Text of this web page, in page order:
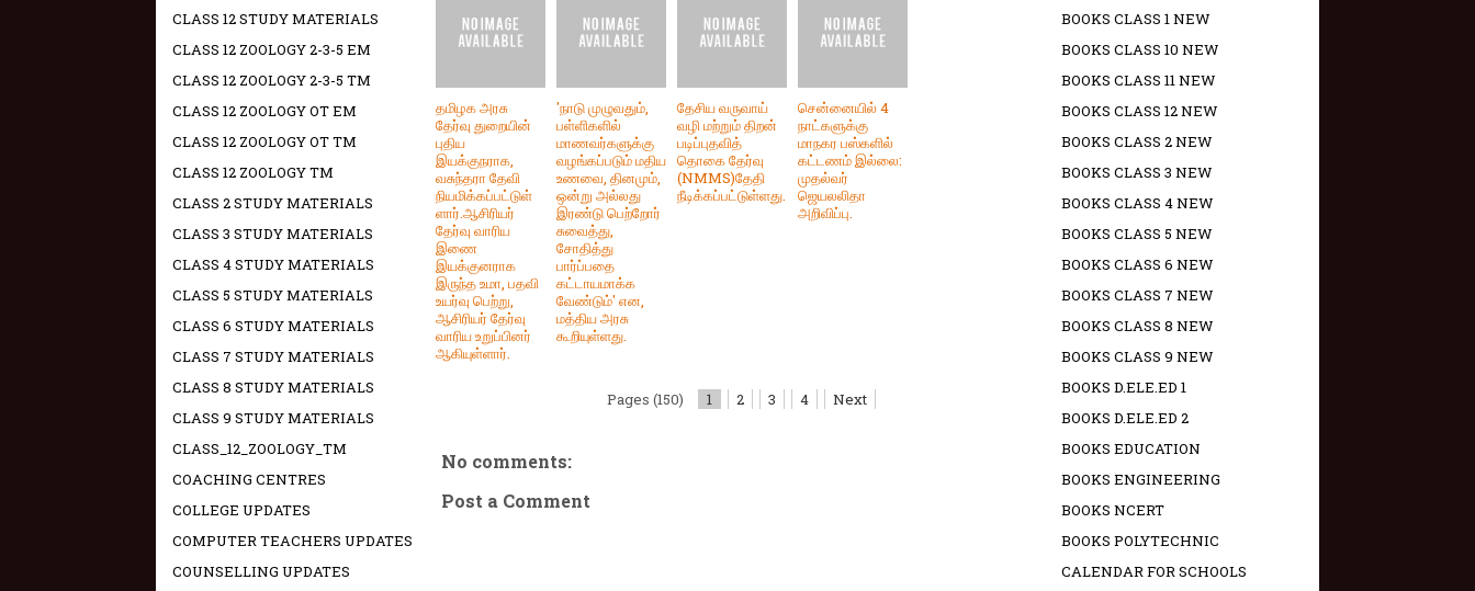
தமிழக அரசு
தேர்வு துறையின்
புதிய
இயக்குநராக,
வசுந்தரா தேவி
நியமிக்கப்பட்டுள்
ளார்.ஆசிரியர்
தேர்வு வாரிய
இணை
இயக்குனராக
இருந்த உமா, பதவி
உயர்வு பெற்று,
ஆசிரியர் தேர்வு
வாரிய உறுப்பினர்
ஆகியுள்ளார்.
'நாடு முழுவதும்,
பள்ளிகளில்
மாணவர்களுக்கு
வழங்கப்படும் மதிய
உணவை, தினமும்,
ஒன்று அல்லது
இரண்டு பெற்றோர்
சுவைத்து,
சோதித்து
பார்ப்பதை
கட்டாயமாக்க
வேண்டும்' என,
மத்திய அரசு
கூறியுள்ளது.
தேசிய வருவாய்
வழி மற்றும் திறன்
படிப்புதவித்
தொகை தேர்வு
(NMMS)தேதி
நீடிக்கப்பட்டுள்ளது.
சென்னையில் 4
நாட்களுக்கு
மாநகர பஸ்களில்
கட்டணம் இல்லை:
முதல்வர்
ஜெயலலிதா
அறிவிப்பு.
Pages (150) 1 2 3 4 Next
No comments:
Post a Comment
CLASS 12 STUDY MATERIALS
CLASS 12 ZOOLOGY 2-3-5 EM
CLASS 12 ZOOLOGY 2-3-5 TM
CLASS 12 ZOOLOGY OT EM
CLASS 12 ZOOLOGY OT TM
CLASS 12 ZOOLOGY TM
CLASS 2 STUDY MATERIALS
CLASS 3 STUDY MATERIALS
CLASS 4 STUDY MATERIALS
CLASS 5 STUDY MATERIALS
CLASS 6 STUDY MATERIALS
CLASS 7 STUDY MATERIALS
CLASS 8 STUDY MATERIALS
CLASS 9 STUDY MATERIALS
CLASS_12_ZOOLOGY_TM
COACHING CENTRES
COLLEGE UPDATES
COMPUTER TEACHERS UPDATES
COUNSELLING UPDATES
BOOKS CLASS 1 NEW
BOOKS CLASS 10 NEW
BOOKS CLASS 11 NEW
BOOKS CLASS 12 NEW
BOOKS CLASS 2 NEW
BOOKS CLASS 3 NEW
BOOKS CLASS 4 NEW
BOOKS CLASS 5 NEW
BOOKS CLASS 6 NEW
BOOKS CLASS 7 NEW
BOOKS CLASS 8 NEW
BOOKS CLASS 9 NEW
BOOKS D.ELE.ED 1
BOOKS D.ELE.ED 2
BOOKS EDUCATION
BOOKS ENGINEERING
BOOKS NCERT
BOOKS POLYTECHNIC
CALENDAR FOR SCHOOLS